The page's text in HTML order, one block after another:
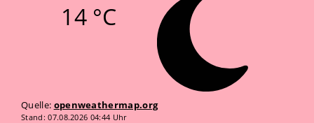
14 °C
Quelle: openweathermap.org
Stand: 07.08.2026 04:44 Uhr